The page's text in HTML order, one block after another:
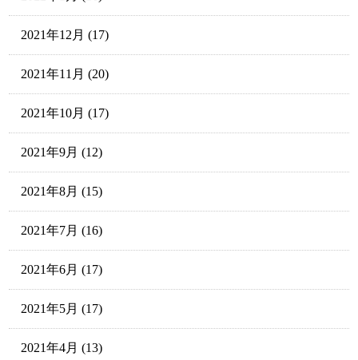
2021年12月 (17)
2021年11月 (20)
2021年10月 (17)
2021年9月 (12)
2021年8月 (15)
2021年7月 (16)
2021年6月 (17)
2021年5月 (17)
2021年4月 (13)